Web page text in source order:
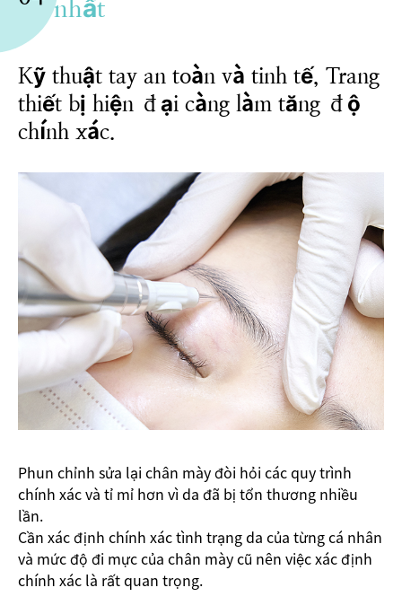
nhất
Kỹ thuật tay an toàn và tinh tế, Trang
thiết bị hiện đại càng làm tăng độ
chính xác.
Phun chỉnh sửa lại chân mày đòi hỏi các quy trình
chính xác và tỉ mỉ hơn vì da đã bị tổn thương nhiều
lần.
Cần xác định chính xác tình trạng da của từng cá nhân
và mức độ đi mực của chân mày cũ nên việc xác định
chính xác là rất quan trọng.